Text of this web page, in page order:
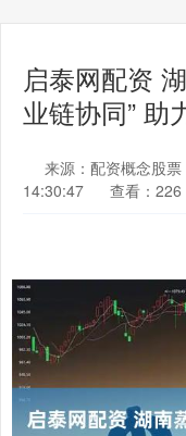
启泰网配资
业链协同” 助
来源：配资概念股票
14:30:47
查看：226